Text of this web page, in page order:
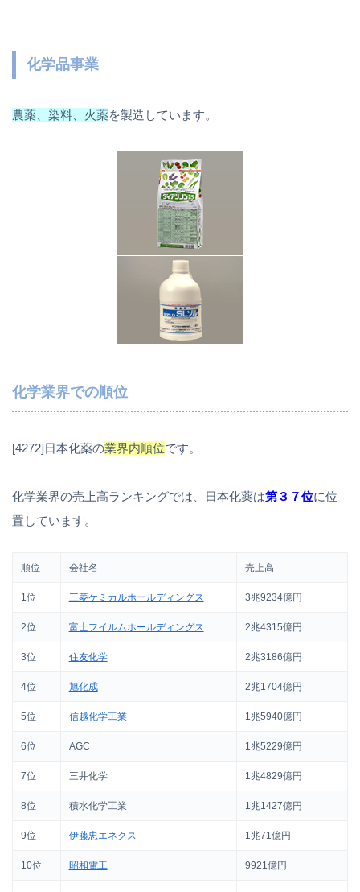
化学品事業
農薬、染料、火薬を製造しています。
化学業界での順位
[4272]日本化薬の業界内順位です。
化学業界の売上高ランキングでは、日本化薬は第３７位に位
置しています。
順位 会社名 売上高
1位 三菱ケミカルホールディングス 3兆9234億円
2位 富士フイルムホールディングス 2兆4315億円
3位 住友化学 2兆3186億円
4位 旭化成 2兆1704億円
5位 信越化学工業 1兆5940億円
6位 AGC 1兆5229億円
7位 三井化学 1兆4829億円
8位 積水化学工業 1兆1427億円
9位 伊藤忠エネクス 1兆71億円
10位 昭和電工 9921億円